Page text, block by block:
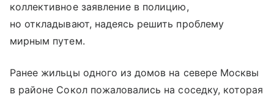
коллективное заявление в полицию,
но откладывают, надеясь решить проблему
мирным путем.
Ранее жильцы одного из домов на севере Москвы
в районе Сокол пожаловались на соседку, которая